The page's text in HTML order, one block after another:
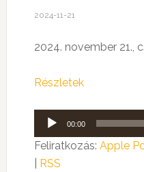
2024-11-21
2024. november 21.,
Részletek
Audió
lejátszó
00:00
Feliratkozás: Apple
RSS